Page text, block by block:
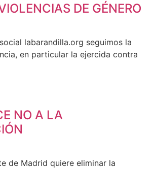
DE GÉNERO
labarandilla.org seguimos la
en particular la ejercida contra
NO A LA
de Madrid quiere eliminar la